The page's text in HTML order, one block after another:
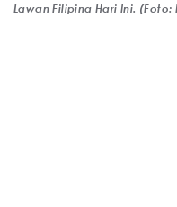
Lawan Filipina Hari Ini.